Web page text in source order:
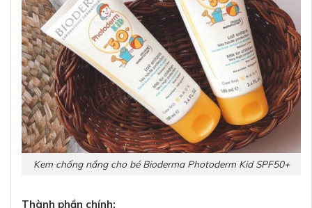
Kem chống nắng cho bé Bioderma Photoderm Kid SPF50+
Thành phần chính: